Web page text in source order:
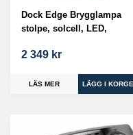
Dock Edge Brygglampa
stolpe, solcell, LED,
2 349 kr
LÄS MER